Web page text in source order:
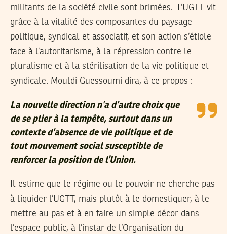
militants de la société civile sont brimées. L’UGTT vit
grâce à la vitalité des composantes du paysage
politique, syndical et associatif, et son action s’étiole
face à l’autoritarisme, à la répression contre le
pluralisme et à la stérilisation de la vie politique et
syndicale. Mouldi Guessoumi dira, à ce propos :
La nouvelle direction n’a d’autre choix que
de se plier à la tempête, surtout dans un
contexte d’absence de vie politique et de
tout mouvement social susceptible de
renforcer la position de l’Union.
Il estime que le régime ou le pouvoir ne cherche pas
à liquider l’UGTT, mais plutôt à le domestiquer, à le
mettre au pas et à en faire un simple décor dans
l’espace public, à l’instar de l’Organisation du